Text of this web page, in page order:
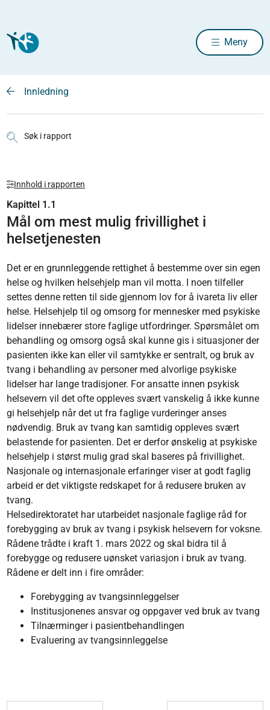
Meny
Innledning
Søk i rapport
Innhold i rapporten
Kapittel 1.1
Mål om mest mulig frivillighet i
helsetjenesten
Det er en grunnleggende rettighet å bestemme over sin egen
helse og hvilken helsehjelp man vil motta. I noen tilfeller
settes denne retten til side gjennom lov for å ivareta liv eller
helse. Helsehjelp til og omsorg for mennesker med psykiske
lidelser innebærer store faglige utfordringer. Spørsmålet om
behandling og omsorg også skal kunne gis i situasjoner der
pasienten ikke kan eller vil samtykke er sentralt, og bruk av
tvang i behandling av personer med alvorlige psykiske
lidelser har lange tradisjoner. For ansatte innen psykisk
helsevern vil det ofte oppleves svært vanskelig å ikke kunne
gi helsehjelp når det ut fra faglige vurderinger anses
nødvendig. Bruk av tvang kan samtidig oppleves svært
belastende for pasienten. Det er derfor ønskelig at psykiske
helsehjelp i størst mulig grad skal baseres på frivillighet.
Nasjonale og internasjonale erfaringer viser at godt faglig
arbeid er det viktigste redskapet for å redusere bruken av
tvang.
Helsedirektoratet har utarbeidet nasjonale faglige råd for
forebygging av bruk av tvang i psykisk helsevern for voksne.
Rådene trådte i kraft 1. mars 2022 og skal bidra til å
forebygge og redusere uønsket variasjon i bruk av tvang.
Rådene er delt inn i fire områder:
Forebygging av tvangsinnleggelser
Institusjonenes ansvar og oppgaver ved bruk av tvang
Tilnærminger i pasientbehandlingen
Evaluering av tvangsinnleggelse